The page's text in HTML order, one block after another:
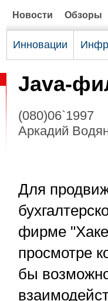
Новости Обзоры
Инновации
Java-
(080)06`1997
Аркадий
Для
фирме
просмотре
бы